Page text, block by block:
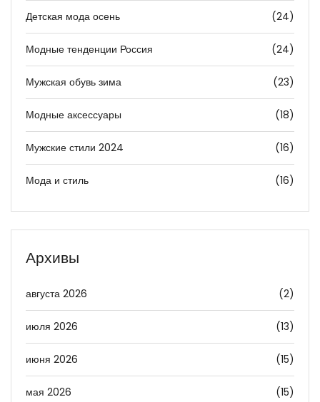
Детская мода осень (24)
Модные тенденции Россия (24)
Мужская обувь зима (23)
Модные аксессуары (18)
Мужские стили 2024 (16)
Мода и стиль (16)
Архивы
августа 2026 (2)
июля 2026 (13)
июня 2026 (15)
мая 2026 (15)